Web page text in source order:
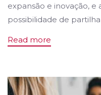
expansão e inovação,
possibilidade de
Read more